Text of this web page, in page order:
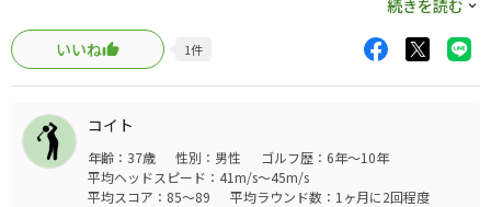
硬軽シャフトも試しましたが、お試しにレーヴのｓを。
程よい柔らかさと素早い戻りにタイミングが合えばバカ飛
びします。あまり、叩きに行くシャフトではないのでミー
ト率を考慮してゆったりとスイングするといい感じです。
走り系と粘り系が同居しているような印象のシャフトで
す。
もうワンフレックス柔らかいシャフトでもいいくらいで
続きを読む
いいね
1件
コイト
年齢：37歳 性別：男性
ゴルフ歴：6年～10年
平均ヘッドスピード：41m/s～45m/s
平均スコア：85～89
平均ラウンド数：1ヶ月に2回程度